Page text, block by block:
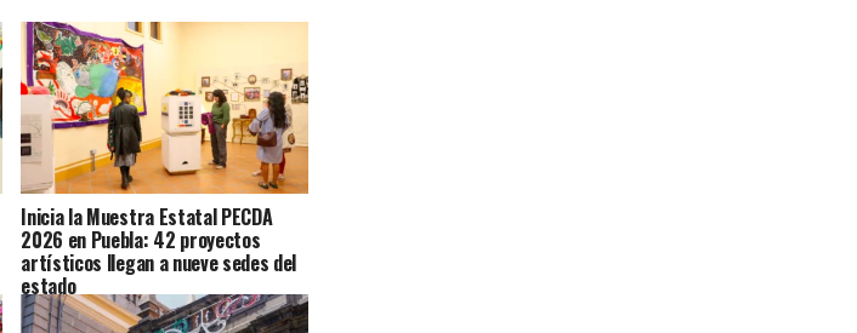
Inicia la Muestra Estatal PECDA
2026 en Puebla: 42 proyectos
artísticos llegan a nueve sedes del
estado